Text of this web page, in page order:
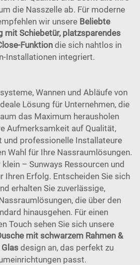
die Nasszelle ab. Für moderne
wir unsere Beliebte
mit Schiebetür, platzsparendes
Funktion die sich nahtlos in
Installationen integriert.
Wannen und Abläufe von
Lösung für Unternehmen, die
das Maximum herausholen
Aufmerksamkeit auf Qualität,
und professionelle Installateure
Wahl für Ihre Nassraumlösungen.
– Sunways Ressourcen und
Ihren Erfolg. Entscheiden Sie sich
erhalten Sie zuverlässige,
die über den
hinausgehen. Für einen
Touch sehen Sie sich unsere
mit schwarzem Rahmen &
design an, das perfekt zu
passt.